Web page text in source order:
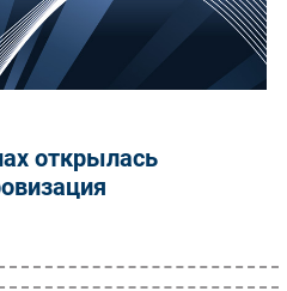
открылась